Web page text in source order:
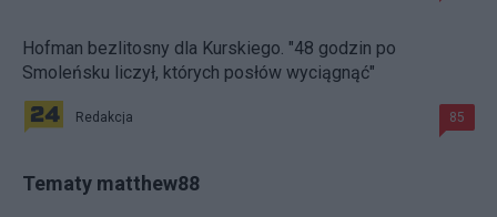
Hofman bezlitosny dla Kurskiego. "48 godzin po
Smoleńsku liczył, których posłów wyciągnąć"
Redakcja 85
Tematy matthew88